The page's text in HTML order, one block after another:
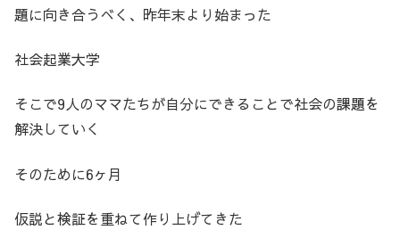
題に向き合うべく、昨年末より始まった
社会起業大学
そこで9人のママたちが自分にできることで社会の課題を
解決していく
そのために6ヶ月
仮説と検証を重ねて作り上げてきた